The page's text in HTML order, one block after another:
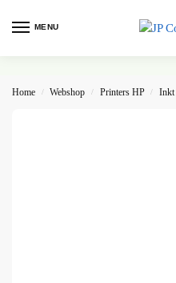
MENU
Home / Webshop / Printers HP / Inkt